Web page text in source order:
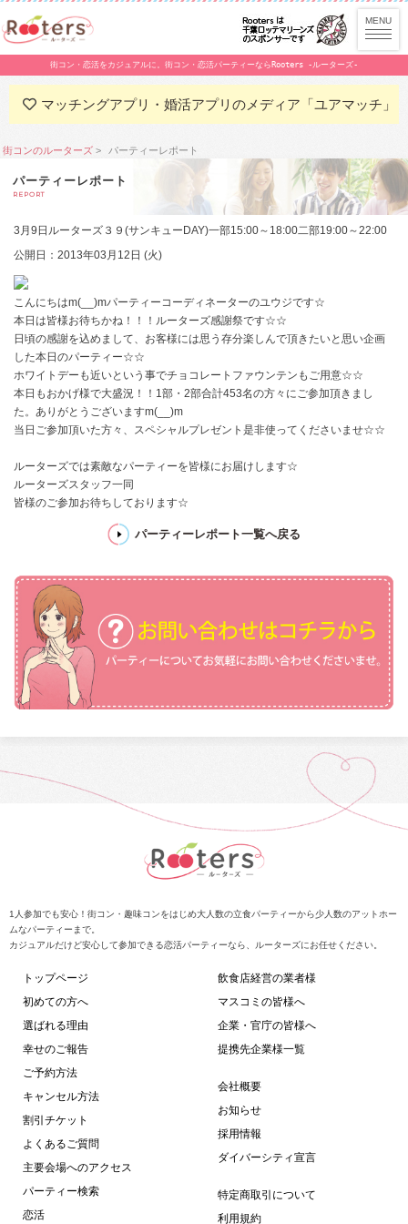
街コン・恋活をカジュアルに。街コン・恋活パーティーならRooters -ルーターズ-
マッチングアプリ・婚活アプリのメディア「ユアマッチ」
街コンのルーターズ パーティーレポート
パーティーレポート
REPORT
3月9日ルーターズ３９(サンキューDAY)一部15:00～18:00二部19:00～22:00
公開日：2013年03月12日 (火)
こんにちはm(__)mパーティーコーディネーターのユウジです☆
本日は皆様お待ちかね！！！ルーターズ感謝祭です☆☆
日頃の感謝を込めまして、お客様には思う存分楽しんで頂きたいと思い企画
した本日のパーティー☆☆
ホワイトデーも近いという事でチョコレートファウンテンもご用意☆☆
本日もおかげ様で大盛況！！1部・2部合計453名の方々にご参加頂きまし
た。ありがとうございますm(__)m
当日ご参加頂いた方々、スペシャルプレゼント是非使ってくださいませ☆☆
ルーターズでは素敵なパーティーを皆様にお届けします☆
ルーターズスタッフ一同
皆様のご参加お待ちしております☆
パーティーレポート一覧へ戻る
1人参加でも安心！街コン・趣味コンをはじめ大人数の立食パーティーから少人数のアットホー
ムなパーティーまで。
カジュアルだけど安心して参加できる恋活パーティーなら、ルーターズにお任せください。
トップページ
初めての方へ
選ばれる理由
幸せのご報告
ご予約方法
キャンセル方法
割引チケット
よくあるご質問
主要会場へのアクセス
パーティー検索
恋活
飲食店経営の業者様
マスコミの皆様へ
企業・官庁の皆様へ
提携先企業様一覧
会社概要
お知らせ
採用情報
ダイバーシティ宣言
特定商取引について
利用規約